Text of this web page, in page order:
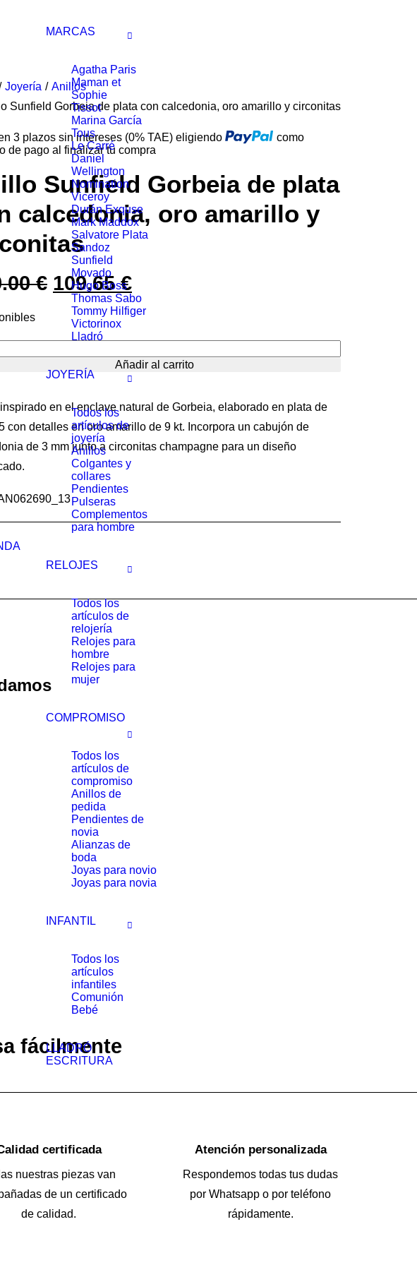
MARCAS
Agatha Paris
Maman et
Sophie
Tissot
Marina García
Tous
Le Carré
Daniel
Wellington
Nomination
Viceroy
Durán Exquse
Mark Maddox
Salvatore Plata
Sandoz
Sunfield
Movado
Hugo Boss
Thomas Sabo
Tommy Hilfiger
Victorinox
Lladró
JOYERÍA
Todos los
artículos de
joyería
Anillos
Colgantes y
collares
Pendientes
Pulseras
Complementos
para hombre
RELOJES
Todos los
artículos de
relojería
Relojes para
hombre
Relojes para
mujer
COMPROMISO
Todos los
artículos de
compromiso
Anillos de
pedida
Pendientes de
novia
Alianzas de
boda
Joyas para novio
Joyas para novia
INFANTIL
Todos los
artículos
infantiles
Comunión
Bebé
LLADRÓ
ESCRITURA
Joyería
Anillos
Sunfield Gorbeia de plata con calcedonia, oro amarillo y circonitas
3 plazos sin intereses (0% TAE) eligiendo
como
de pago al finalizar tu compra
Sunfield Gorbeia de plata
calcedonia, oro amarillo y
€ El
precio
original
era:
129.00 €.
109.65€
precio
es:
Añadir al carrito
en el enclave natural de Gorbeia, elaborado en plata de
con detalles en oro amarillo de 9 kt. Incorpora un cabujón de
de 3 mm junto a circonitas champagne para un diseño
fácilmente
certificada
nuestras piezas van
de un certificado
de calidad.
Atención personalizada
Respondemos todas tus dudas
por Whatsapp o por teléfono
rápidamente.